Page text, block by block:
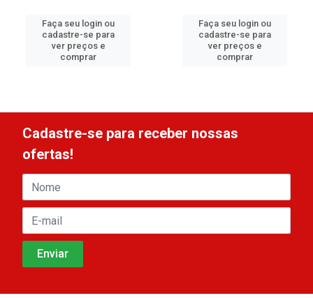
Faça seu login ou
cadastre-se para
ver preços e
comprar
Faça seu login ou
cadastre-se para
ver preços e
comprar
Cadastre-se para receber nossas
ofertas!